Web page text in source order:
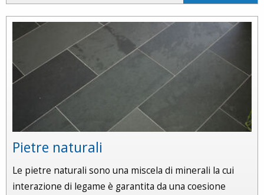
Pietre naturali
Le pietre naturali sono una miscela di minerali la cui
interazione di legame è garantita da una coesione